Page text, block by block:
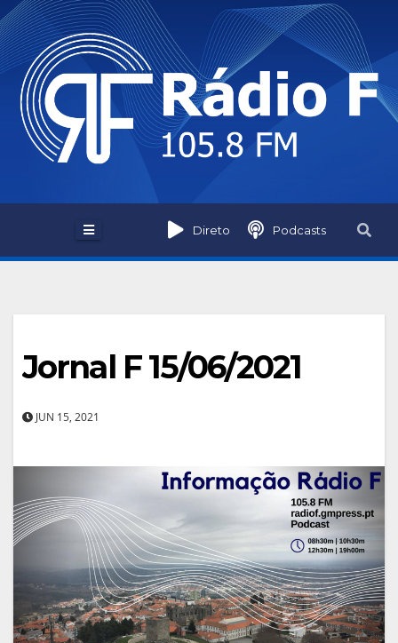
Skip
to
content
Direto Podcasts
Jornal F 15/06/2021
JUN 15, 2021